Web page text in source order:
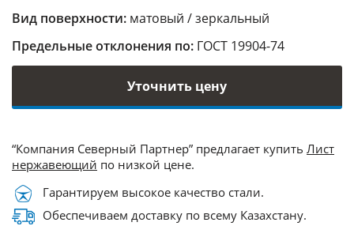
Вид поверхности: матовый / зеркальный
Предельные отклонения по: ГОСТ 19904-74
Уточнить цену
“Компания Северный Партнер” предлагает купить Лист
нержавеющий по низкой цене.
Гарантируем высокое качество стали.
Обеспечиваем доставку по всему Казахстану.